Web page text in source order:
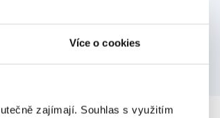
Více o cookies
zajímají. Souhlas s využitím